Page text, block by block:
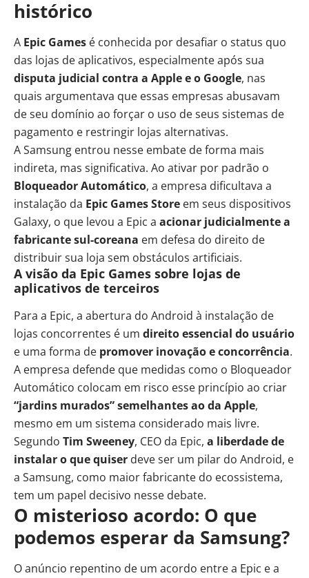
histórico
A Epic Games é conhecida por desafiar o status quo
das lojas de aplicativos, especialmente após sua
disputa judicial contra a Apple e o Google, nas
quais argumentava que essas empresas abusavam
de seu domínio ao forçar o uso de seus sistemas de
pagamento e restringir lojas alternativas.
A Samsung entrou nesse embate de forma mais
indireta, mas significativa. Ao ativar por padrão o
Bloqueador Automático, a empresa dificultava a
instalação da Epic Games Store em seus dispositivos
Galaxy, o que levou a Epic a acionar judicialmente a
fabricante sul-coreana em defesa do direito de
distribuir sua loja sem obstáculos artificiais.
A visão da Epic Games sobre lojas de
aplicativos de terceiros
Para a Epic, a abertura do Android à instalação de
lojas concorrentes é um direito essencial do usuário
e uma forma de promover inovação e concorrência.
A empresa defende que medidas como o Bloqueador
Automático colocam em risco esse princípio ao criar
“jardins murados” semelhantes ao da Apple,
mesmo em um sistema considerado mais livre.
Segundo Tim Sweeney, CEO da Epic, a liberdade de
instalar o que quiser deve ser um pilar do Android, e
a Samsung, como maior fabricante do ecossistema,
tem um papel decisivo nesse debate.
O misterioso acordo: O que
podemos esperar da Samsung?
O anúncio repentino de um acordo entre a Epic e a